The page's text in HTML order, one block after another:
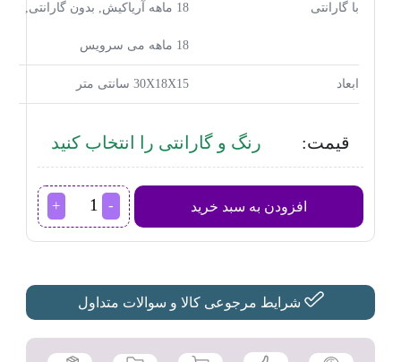
با گارانتی 18 ماهه آریاکیش, بدون گارانتی,
18 ماهه می سرویس
ابعاد 30X18X15 سانتی متر
قیمت: رنگ و گارانتی را انتخاب کنید
افزودن به سبد خرید
اتو
بخار
عدد
شرایط مرجوعی کالا و سوالات متداول